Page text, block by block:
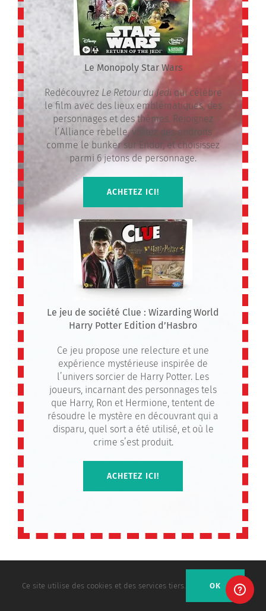
Le Monopoly Star Wars
Redécouvrez Le Retour du Jediqui célèbre
le film avec des lieux emblématiques, des
personnages et des thèmes. Rejoignez
l’Alliance rebelle, visitez des endroits
comme le bunker sur Endor, et choisissez
parmi 6 jetons de personnage.
ACHETEZ ICI!
Le jeu de société Clue : Wizarding World
Harry Potter Edition d’Hasbro
Ce jeu propose une relecture et une
expérience mystérieuse inspirée de
l’univers sorcier de Harry Potter. Les
joueurs, incarnant des personnages tels
que Harry, Ron et Hermione, tentent de
résoudre le mystère en découvrant qui a
disparu, quel sort a été utilisé, et où le
crime s’est produit.
ACHETEZ ICI!
Ce site utilise des cookies et des services tiers. OK